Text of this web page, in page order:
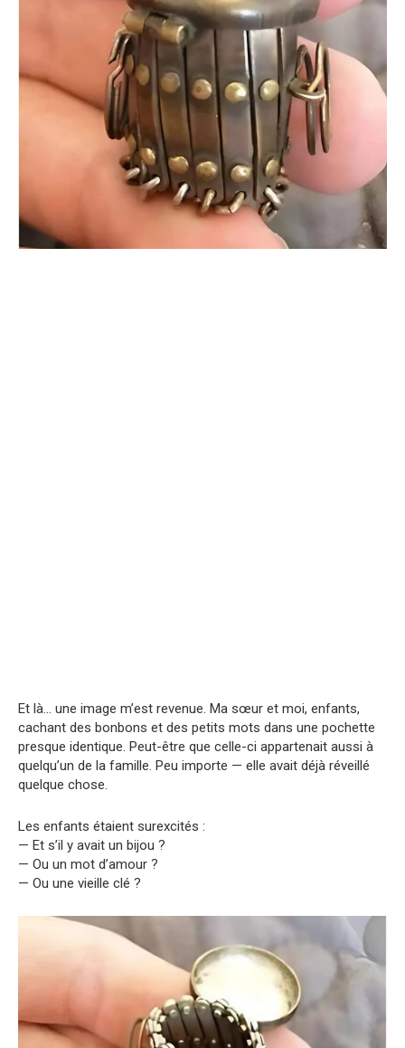
Et là… une image m’est revenue. Ma sœur et moi, enfants,
cachant des bonbons et des petits mots dans une pochette
presque identique. Peut-être que celle-ci appartenait aussi à
quelqu’un de la famille. Peu importe — elle avait déjà réveillé
quelque chose.
Les enfants étaient surexcités :
— Et s’il y avait un bijou ?
— Ou un mot d’amour ?
— Ou une vieille clé ?